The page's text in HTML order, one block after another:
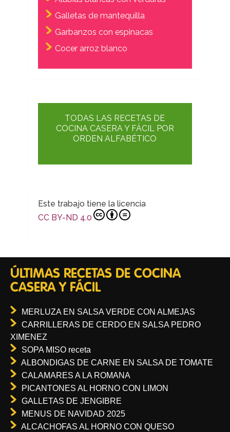
Galletas de mantequilla
Garbanzos con espinacas
Cocer arroz blanco
TODAS LAS RECETAS DE
COCINA CASERA Y FÁCIL POR
ORDEN ALFABÉTICO
Este trabajo tiene la licencia
CC BY-ND 4.0
ÚLTIMAS RECETAS DE COCINA
CASERA Y FÁCIL
MERLUZA EN SALSA VERDE CON ALMEJAS
CARRILLERAS DE CERDO EN SALSA PEDRO
XIMENEZ
SOPA MISO receta
ALBONDIGAS DE CARNE EN SALSA DE TOMATE
CALAMARES A LA ROMANA
PICANTONES AL HORNO CON LIMON
GALLETAS DE JENGIBRE
MENUS DE NAVIDAD 2025
ALCACHOFAS AL HORNO CON QUESO